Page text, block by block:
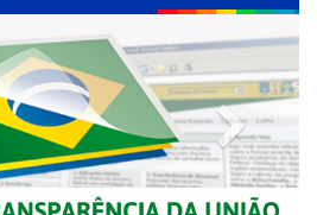
Next